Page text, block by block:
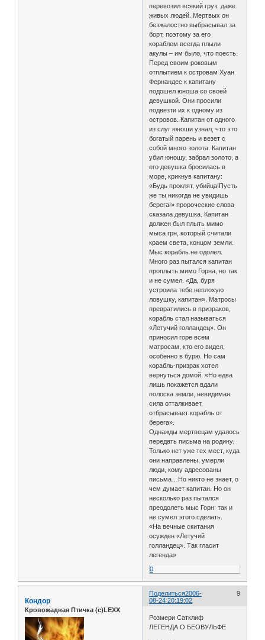
перевозил всякий груз, даже
живых людей. Мертвых он
безжалостно выбрасывал за
борт, поэтому за его
кораблем всегда плыли
акулы – им было, что поесть.
Перед своим роковым
отплытием к островам Хуан
Фернандес к капитану
подошел юноша со своей
девушкой. Они просили
подвезти их к одному из
островов. Капитан от одного
из слуг юноши узнал, что это
богатый парень и везет с
собой много золота. Капитан
убил юношу, забрал золото, а
его девушка бросилась в
море, крикнув капитану:
«Будь проклят, убийца!Пусть
же ты никогда не увидишь
берега!» пророческие слова
сказала девушка. Капитан
должен был плыть мимо
мыса грн, который считали
краем света, концом земли.
Мыс корабль не одолел.
Много раз пытался капитан
проплыть мимо Горна, но так
и не сумел. «Да, буря
устроила тебе неплохую
ловушку, капитан». Матросы
превратились в призраков,
корабль стал называться
«Летучий голландец». Он
приносил горе всем
матросам, кто его видел,
особенно в бурю. Но сам
корабль-призрак хотел
вернуться домой. «Но едва
лишь покажется вдали
полоска земли, невидимая
сила отталкивает,
отбрасывает корабль от
берега».
Однажды мертвецам удалось
передать письма на родину.
Только нет уже тех мест, куда
они направлены, умерли
люди, кому адресованы
письма…Но никто не знает, о
чем думает капитан. Но он
несколько раз пытался
преодолеть мыс Горн: так и
не сумел этого сделать.
«На вечные скитания
осужден «Летучий
голландец». Так гласит
легенда»
0
Поделиться 9
2006-
08-24 20:19:02
Кондор
Кровожадная Птичка (с)LEXX
Розмери Сатклиф
ЛЕГЕНДА О БЕОВУЛЬФЕ